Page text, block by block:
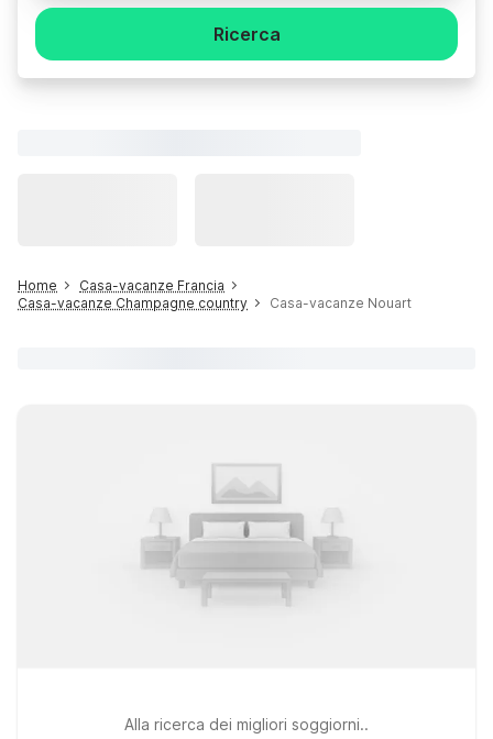
Ricerca
Home
Casa-vacanze Francia
Casa-vacanze Champagne country
Casa-vacanze Nouart
Alla ricerca dei migliori soggiorni..